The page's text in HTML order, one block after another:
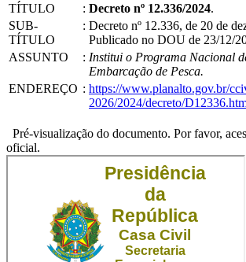
TÍTULO : Decreto nº 12.336/2024.
SUB-
TÍTULO
: Decreto nº 12.336, de 20 de
Publicado no DOU de 23/12/
ASSUNTO
: Institui o Programa Nacional
Embarcação de Pesca.
ENDEREÇO : https://www.planalto.gov.br/
2026/2024/decreto/
Pré-visualização do documento. Por favor,
oficial.